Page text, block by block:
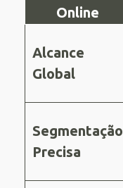
Online
Alcance
Global
Segmentação
Precisa